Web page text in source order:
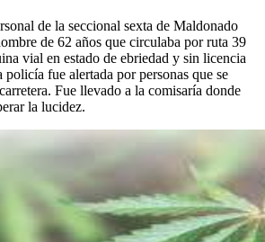
de la seccional sexta de Maldonado
de 62 años que circulaba por ruta 39
vial en estado de ebriedad y sin licencia
fue alertada por personas que se
Fue llevado a la comisaría donde
la lucidez.